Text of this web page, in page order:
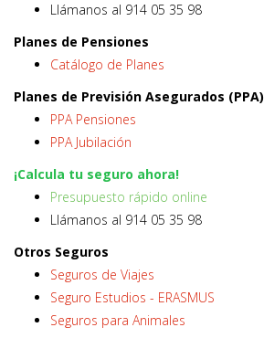
Llámanos al 914 05 35 98
Planes de Pensiones
Catálogo de Planes
Planes de Previsión Asegurados (PPA)
PPA Pensiones
PPA Jubilación
¡Calcula tu seguro ahora!
Presupuesto rápido online
Llámanos al 914 05 35 98
Otros Seguros
Seguros de Viajes
Seguro Estudios - ERASMUS
Seguros para Animales